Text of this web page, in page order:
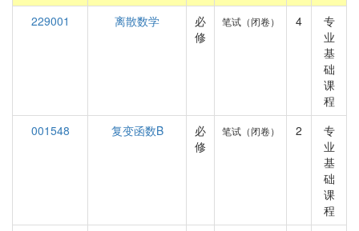
229001
离散数学
必
修
笔试（闭卷） 4
专
业
基
础
课
程
001548
复变函数B
必
修
笔试（闭卷） 2
专
业
基
础
课
程